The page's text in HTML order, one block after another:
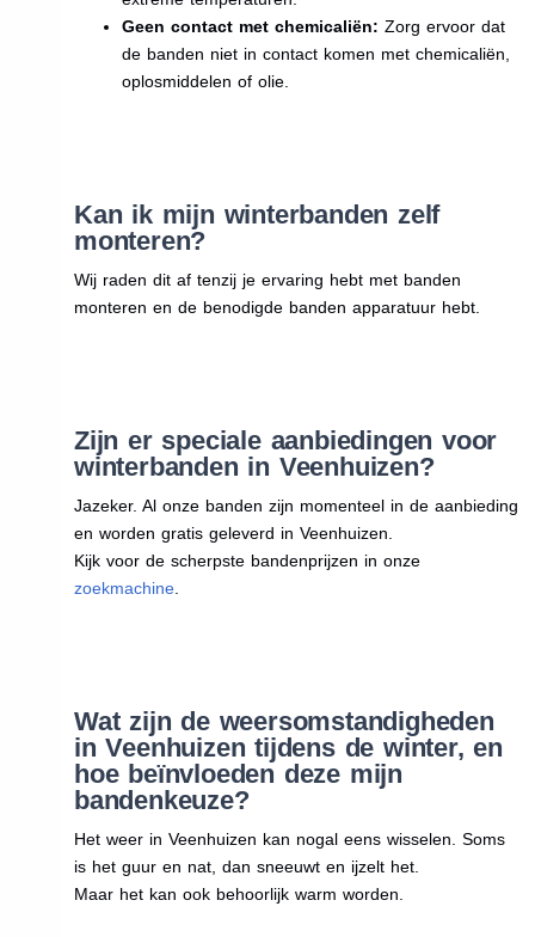
Geen contact met chemicaliën: Zorg ervoor dat
de banden niet in contact komen met chemicaliën,
oplosmiddelen of olie.
Kan ik mijn winterbanden zelf
monteren?
Wij raden dit af tenzij je ervaring hebt met banden
monteren en de benodigde banden apparatuur hebt.
Zijn er speciale aanbiedingen voor
winterbanden in Veenhuizen?
Jazeker. Al onze banden zijn momenteel in de aanbieding
en worden gratis geleverd in Veenhuizen.
Kijk voor de scherpste bandenprijzen in onze
zoekmachine.
Wat zijn de weersomstandigheden
in Veenhuizen tijdens de winter, en
hoe beïnvloeden deze mijn
bandenkeuze?
Het weer in Veenhuizen kan nogal eens wisselen. Soms
is het guur en nat, dan sneeuwt en ijzelt het.
Maar het kan ook behoorlijk warm worden.